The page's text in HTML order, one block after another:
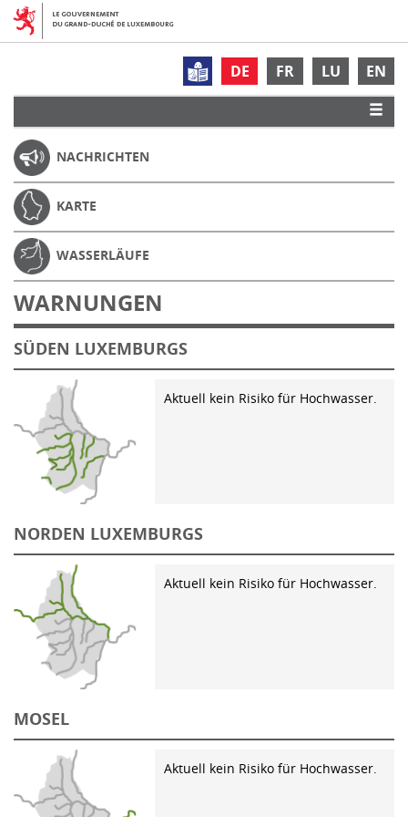
DE FR LU EN
NACHRICHTEN
KARTE
WASSERLÄUFE
WARNUNGEN
SÜDEN LUXEMBURGS
Aktuell kein Risiko für Hochwasser.
NORDEN LUXEMBURGS
Aktuell kein Risiko für Hochwasser.
MOSEL
Aktuell kein Risiko für Hochwasser.